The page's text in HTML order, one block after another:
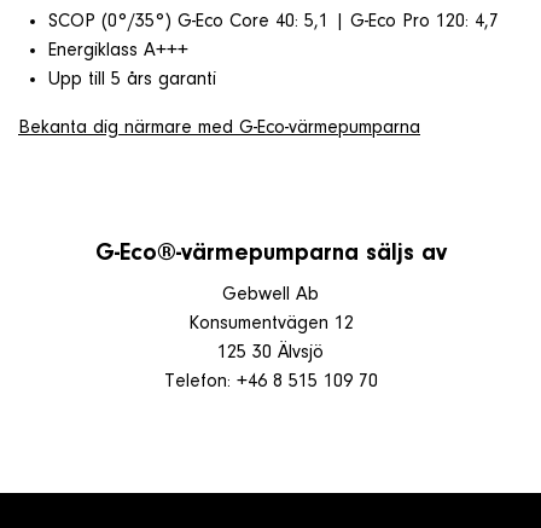
SCOP (0°/35°) G-Eco Core 40: 5,1 | G-Eco Pro 120: 4,7
Energiklass A+++
Upp till 5 års garanti
Bekanta dig närmare med G-Eco-värmepumparna
G-Eco®-värmepumparna säljs av
Gebwell Ab
Konsumentvägen 12
125 30 Älvsjö
Telefon: +46 8 515 109 70